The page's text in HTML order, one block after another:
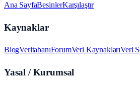
Ana SayfaBesinlerKarşılaştır
Kaynaklar
BlogVeritabanıForumVeri KaynaklarıVeri
Yasal / Kurumsal